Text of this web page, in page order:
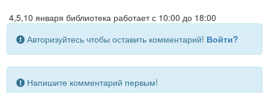
4,5,10 января библиотека работает с 10:00 до 18:00
Авторизуйтесь чтобы оставить комментарий! Войти?
Напишите комментарий первым!